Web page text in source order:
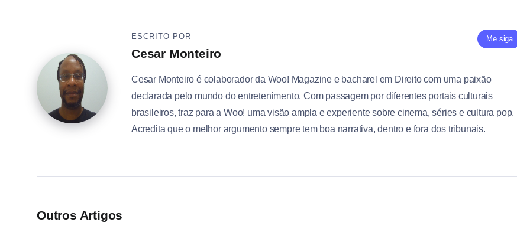
Me siga
ESCRITO POR
Cesar Monteiro
Cesar Monteiro é colaborador da Woo! Magazine e bacharel em Direito com uma paixão
declarada pelo mundo do entretenimento. Com passagem por diferentes portais culturais
brasileiros, traz para a Woo! uma visão ampla e experiente sobre cinema, séries e cultura pop.
Acredita que o melhor argumento sempre tem boa narrativa, dentro e fora dos tribunais.
Outros Artigos